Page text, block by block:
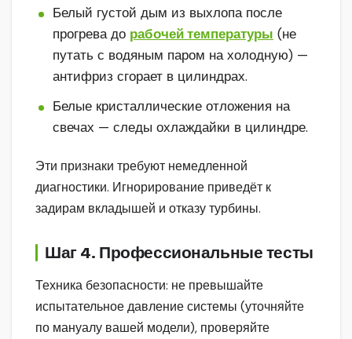
Белый густой дым из выхлопа после
прогрева до рабочей температуры (не
путать с водяным паром на холодную) —
антифриз сгорает в цилиндрах.
Белые кристаллические отложения на
свечах — следы охлаждайки в цилиндре.
Эти признаки требуют немедленной
диагностики. Игнорирование приведёт к
задирам вкладышей и отказу турбины.
Шаг 4. Профессиональные тесты
Техника безопасности: не превышайте
испытательное давление системы (уточняйте
по мануалу вашей модели), проверяйте